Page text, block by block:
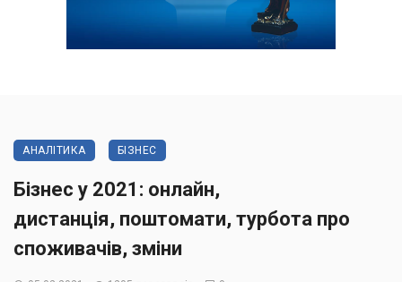
АНАЛІТИКА БІЗНЕС
Бізнес у 2021: онлайн,
дистанція, поштомати, турбота про
споживачів, зміни